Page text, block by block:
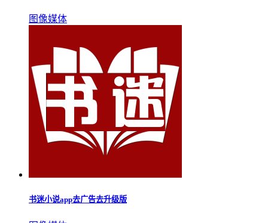
图像媒体
书迷小说app去广告去升级版